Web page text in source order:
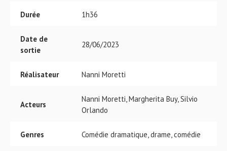
Durée 1h36
Date de
sortie
28/06/2023
Réalisateur Nanni Moretti
Acteurs
Nanni Moretti, Margherita Buy, Silvio
Orlando
Genres Comédie dramatique, drame, comédie